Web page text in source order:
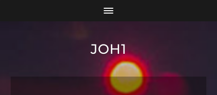
JOH1